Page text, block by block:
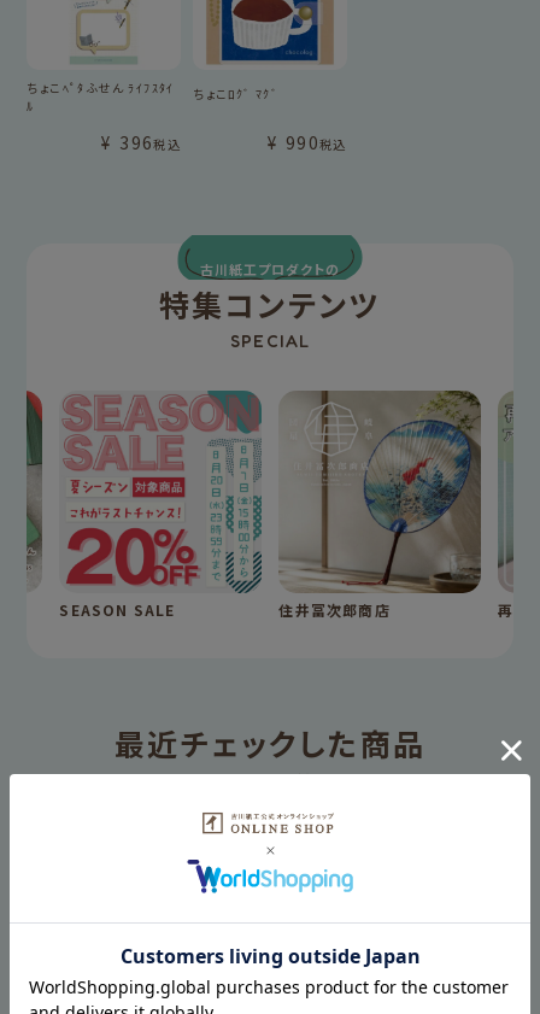
ちょこﾍﾟﾀふせん ﾗｲﾌｽﾀｲ
ﾙ
¥ 396税込
ちょこﾛｸﾞ ﾏｸﾞ
¥ 990税込
古川紙工プロダクトの
特集コンテンツ
SPECIAL
SEASON SALE 住井冨次郎商店 再入
最近チェックした商品
HISTORY